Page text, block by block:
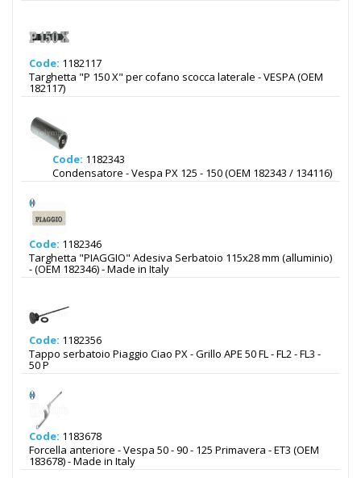
Code: 1182117
Targhetta "P 150 X" per cofano scocca laterale - VESPA (OEM
182117)
Code: 1182343
Condensatore - Vespa PX 125 - 150 (OEM 182343 / 134116)
Code: 1182346
Targhetta "PIAGGIO" Adesiva Serbatoio 115x28 mm (alluminio)
- (OEM 182346) - Made in Italy
Code: 1182356
Tappo serbatoio Piaggio Ciao PX - Grillo APE 50 FL - FL2 - FL3 -
50 P
Code: 1183678
Forcella anteriore - Vespa 50 - 90 - 125 Primavera - ET3 (OEM
183678) - Made in Italy